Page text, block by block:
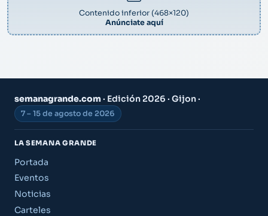
Contenido inferior (468×120)
Anúnciate aquí
semanagrande.com· Edición 2026 · Gijon ·
7 – 15 de agosto de 2026
LA SEMANA GRANDE
Portada
Eventos
Noticias
Carteles